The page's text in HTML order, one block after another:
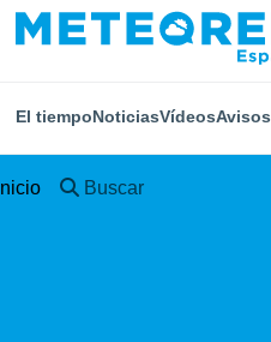
El tiempoNoticiasVídeosAvisos
Inicio Buscar